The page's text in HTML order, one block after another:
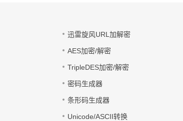
迅雷旋风URL加解密
AES加密/解密
TripleDES加密/解密
密码生成器
条形码生成器
Unicode/ASCII转换